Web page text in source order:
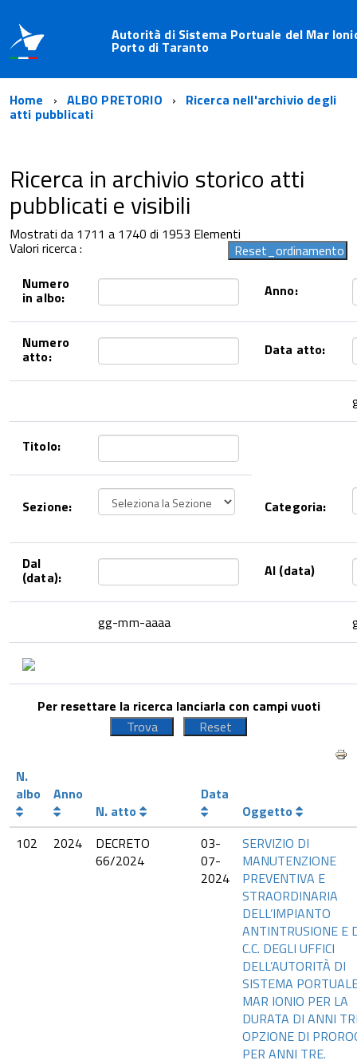
Autorità di Sistema Portuale del Mar
Porto di Taranto
Home ALBO PRETORIO Ricerca nell'archivio degli
atti pubblicati
Ricerca in archivio storico atti
pubblicati e visibili
Mostrati da 1711 a 1740 di 1953 Elementi
Valori ricerca :
Numero
in albo: Anno:
Numero
atto: Data atto:
Titolo:
Sezione: Categoria:
Dal
(data): Al (data)
gg-mm-aaaa
Per resettare la ricerca lanciarla con campi vuoti
N.
albo
Anno
N. atto
Data
Oggetto
102
2024
DECRETO
66/2024
03-
07-
2024
SERVIZIO DI
MANUTENZIONE
PREVENTIVA E
STRAORDINARIA
DELL’IMPIANTO
ANTINTRUSIONE E
C.C. DEGLI UFFICI
DELL’AUTORITÀ DI
SISTEMA
MAR IONIO PER LA
DURATA DI ANNI
OPZIONE DI
PER ANNI TRE.